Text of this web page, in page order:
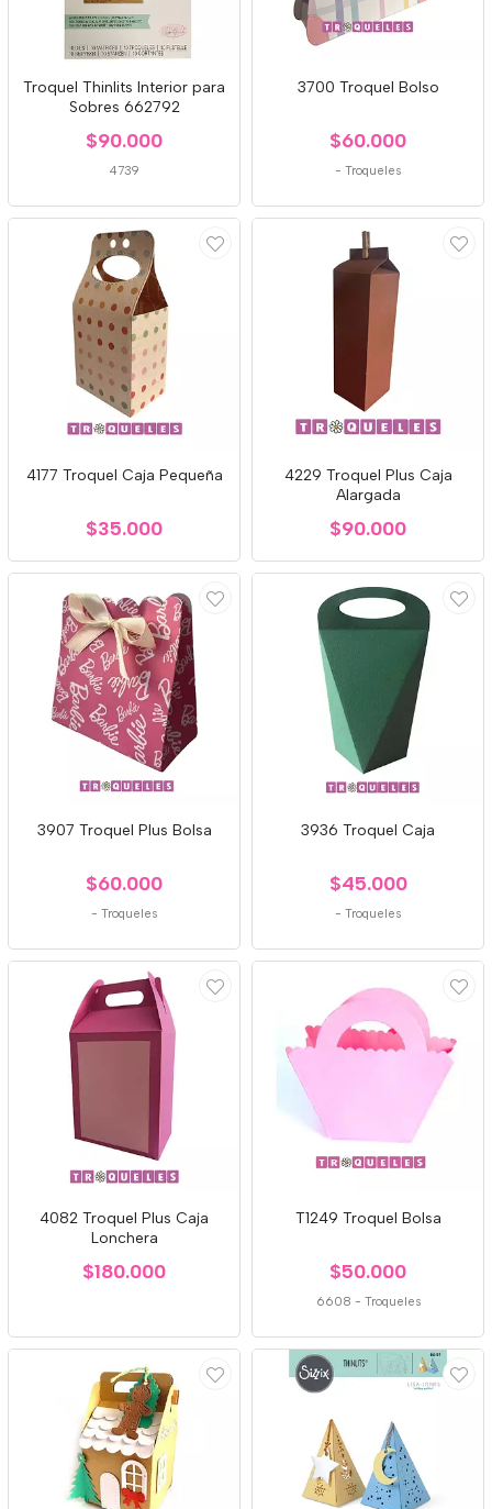
Troquel Thinlits Interior para
Sobres 662792
$90.000
4739
3700 Troquel Bolso
$60.000
- Troqueles
4177 Troquel Caja Pequeña
$35.000
4229 Troquel Plus Caja
Alargada
$90.000
3907 Troquel Plus Bolsa
$60.000
- Troqueles
3936 Troquel Caja
$45.000
- Troqueles
4082 Troquel Plus Caja
Lonchera
$180.000
T1249 Troquel Bolsa
$50.000
6608 - Troqueles